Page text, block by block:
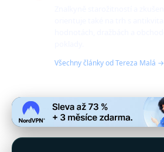
Všechny články od Tereza Malá →